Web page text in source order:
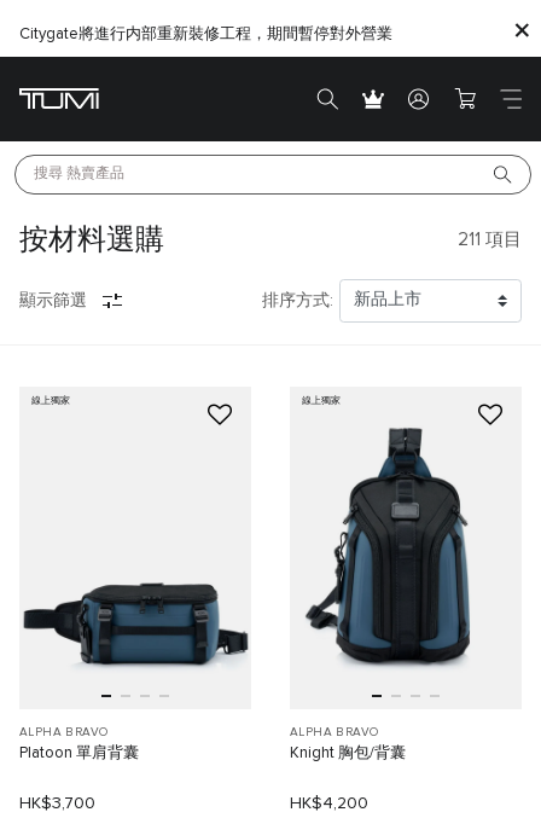
Citygate將進行内部重新裝修工程，期間暫停對外營業
搜尋 熱賣產品
按材料選購 211 項目
顯示篩選 排序方式:
線上獨家
ALPHA BRAVO
Platoon 單肩背囊
HK$3,700
線上獨家
ALPHA BRAVO
Knight 胸包/背囊
HK$4,200